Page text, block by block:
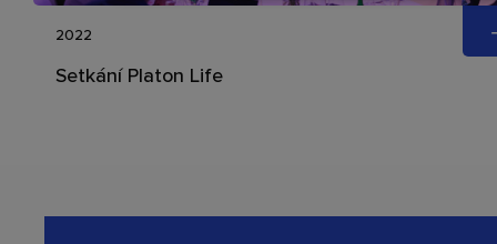
2022
Setkání Platon Life